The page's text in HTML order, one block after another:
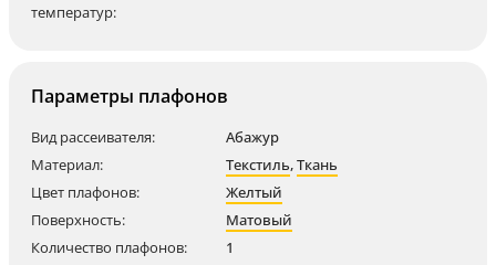
температур:
Параметры плафонов
Вид рассеивателя:
Абажур
Материал:
Текстиль,Ткань
Цвет плафонов:
Желтый
Поверхность:
Матовый
Количество плафонов:
1